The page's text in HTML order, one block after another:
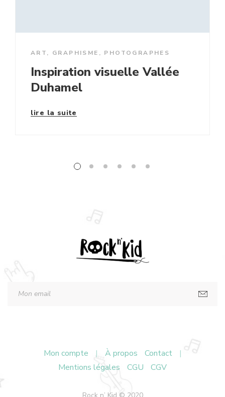
ART, GRAPHISME , PHOTOGRAPHES
Inspiration visuelle Vallée
Duhamel
lire la suite
Mon compte | À propos Contact
|
Mentions légales
CGU CGV